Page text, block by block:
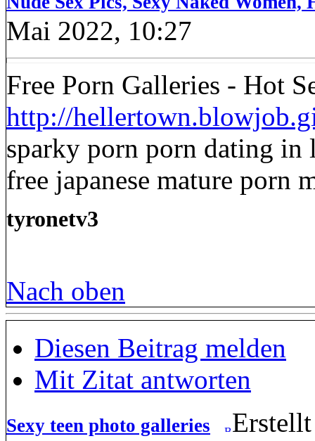
Mai 2022, 10:27
Free Porn Galleries - Hot
http://
sparky porn porn dating in
free japanese mature porn
tyronetv3
Nach oben
Diesen Beitrag melden
Mit Zitat antworten
Sexy teen photo galleries